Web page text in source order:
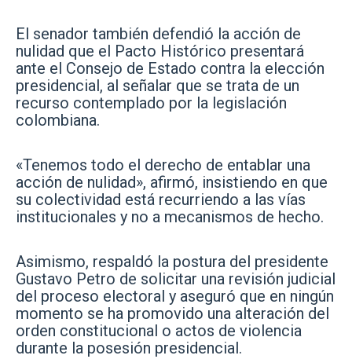
El senador también defendió la acción de
nulidad que el Pacto Histórico presentará
ante el Consejo de Estado contra la elección
presidencial, al señalar que se trata de un
recurso contemplado por la legislación
colombiana.
«Tenemos todo el derecho de entablar una
acción de nulidad», afirmó, insistiendo en que
su colectividad está recurriendo a las vías
institucionales y no a mecanismos de hecho.
Asimismo, respaldó la postura del presidente
Gustavo Petro de solicitar una revisión judicial
del proceso electoral y aseguró que en ningún
momento se ha promovido una alteración del
orden constitucional o actos de violencia
durante la posesión presidencial.